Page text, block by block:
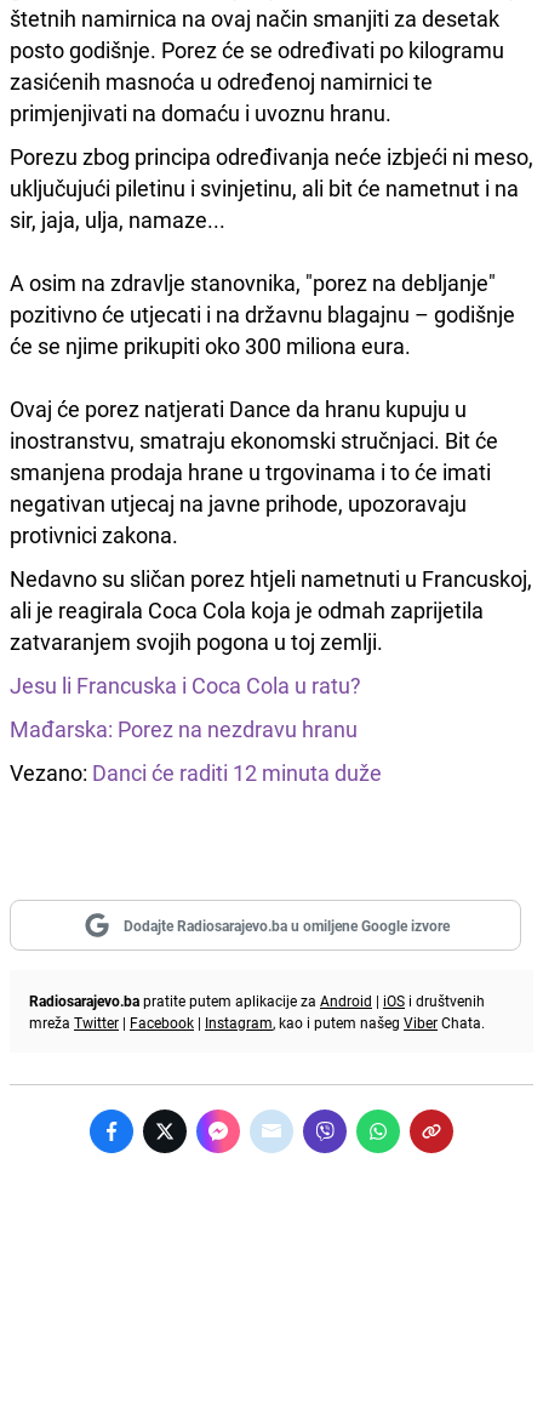
štetnih namirnica na ovaj način smanjiti za desetak
posto godišnje. Porez će se određivati po kilogramu
zasićenih masnoća u određenoj namirnici te
primjenjivati na domaću i uvoznu hranu.
Porezu zbog principa određivanja neće izbjeći ni meso,
uključujući piletinu i svinjetinu, ali bit će nametnut i na
sir, jaja, ulja, namaze...
A osim na zdravlje stanovnika, "porez na debljanje"
pozitivno će utjecati i na državnu blagajnu – godišnje
će se njime prikupiti oko 300 miliona eura.
Ovaj će porez natjerati Dance da hranu kupuju u
inostranstvu, smatraju ekonomski stručnjaci. Bit će
smanjena prodaja hrane u trgovinama i to će imati
negativan utjecaj na javne prihode, upozoravaju
protivnici zakona.
Nedavno su sličan porez htjeli nametnuti u Francuskoj,
ali je reagirala Coca Cola koja je odmah zaprijetila
zatvaranjem svojih pogona u toj zemlji.
Jesu li Francuska i Coca Cola u ratu?
Mađarska: Porez na nezdravu hranu
Vezano: Danci će raditi 12 minuta duže
Dodajte Radiosarajevo.ba u omiljene Google izvore
Radiosarajevo.bapratite putem aplikacije za Android | iOS i društvenih
mreža Twitter | Facebook | Instagram, kao i putem našeg ViberChata.